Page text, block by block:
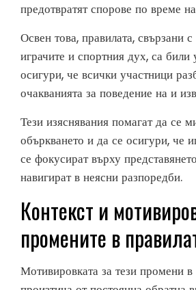
предотвратят спорове по време
Освен това, правилата, свързани
играчите и спортния дух, са били
осигури, че всички участници
очакванията за поведение на и
Тези изяснявания помагат да се
объркването и да се осигури, че
се фокусират върху
навигират в неясни разпоредби.
Контекст и
промените в
Мотивировката за тези промени в